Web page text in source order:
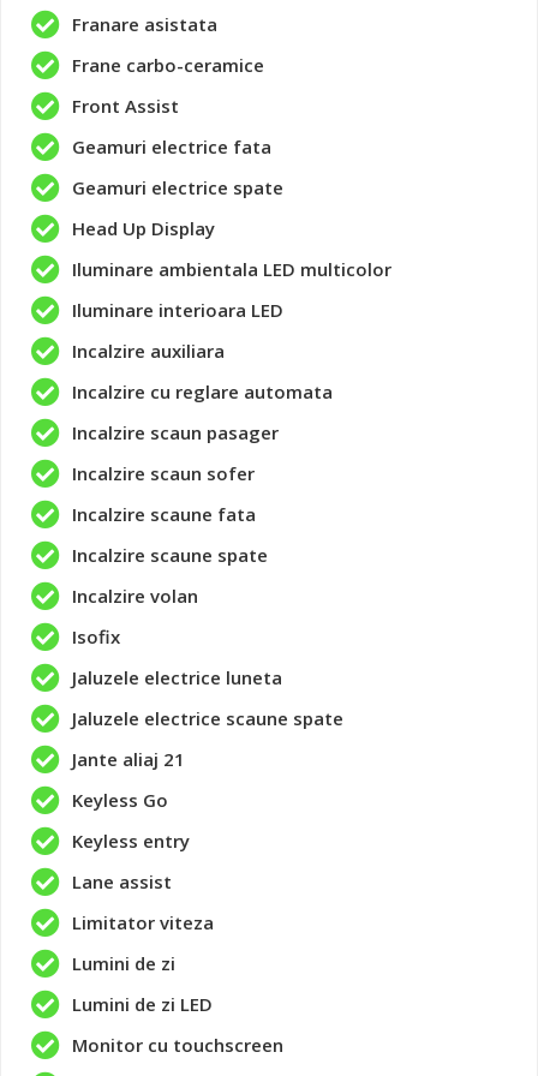
Franare asistata
Frane carbo-ceramice
Front Assist
Geamuri electrice fata
Geamuri electrice spate
Head Up Display
Iluminare ambientala LED multicolor
Iluminare interioara LED
Incalzire auxiliara
Incalzire cu reglare automata
Incalzire scaun pasager
Incalzire scaun sofer
Incalzire scaune fata
Incalzire scaune spate
Incalzire volan
Isofix
Jaluzele electrice luneta
Jaluzele electrice scaune spate
Jante aliaj 21
Keyless Go
Keyless entry
Lane assist
Limitator viteza
Lumini de zi
Lumini de zi LED
Monitor cu touchscreen